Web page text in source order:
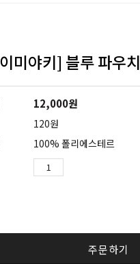
미야키] 블루 파우치
12,000원
120원
100% 폴리에스테르
주문하기